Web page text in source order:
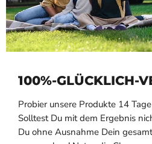
100%-GLÜCKLICH-
Probier unsere Produkte 14
Solltest Du mit dem Ergebnis
Du ohne Ausnahme Dein